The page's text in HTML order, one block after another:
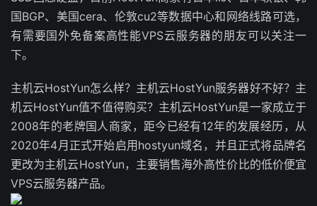
国BGP、美国cera、伦敦cu2等数据中心和网络线路可选，
有需要国外免备案高性能VPS云服务器的朋友可以关注一
下。
主机云HostYun怎么样？主机云HostYun服务器好不好？主
机云HostYun值不值得购买？主机云HostYun是一家成立于
2008年的老牌国人商家，距今已经有12年的发展经历，从
2020年4月正式开始启用hostyun域名，并且正式将品牌名
更改为主机云HostYun，主要销售海外高性价比的低价便宜
VPS云服务器产品。